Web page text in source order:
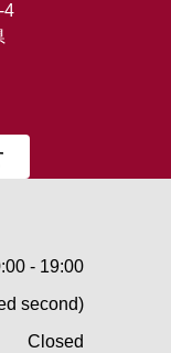
4
- 19:00
second)
Closed